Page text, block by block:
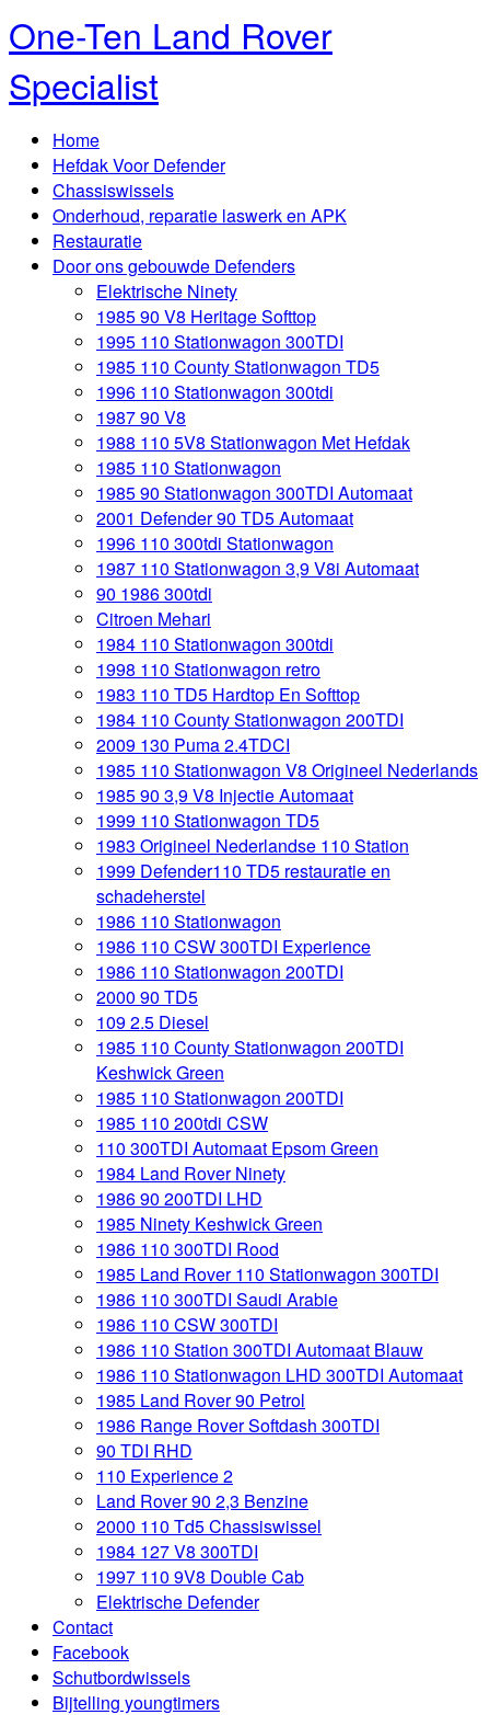
One-Ten Land Rover
Specialist
Home
Hefdak Voor Defender
Chassiswissels
Onderhoud, reparatie laswerk en APK
Restauratie
Door ons gebouwde Defenders
Elektrische Ninety
1985 90 V8 Heritage Softtop
1995 110 Stationwagon 300TDI
1985 110 County Stationwagon TD5
1996 110 Stationwagon 300tdi
1987 90 V8
1988 110 5V8 Stationwagon Met Hefdak
1985 110 Stationwagon
1985 90 Stationwagon 300TDI Automaat
2001 Defender 90 TD5 Automaat
1996 110 300tdi Stationwagon
1987 110 Stationwagon 3,9 V8i Automaat
90 1986 300tdi
Citroen Mehari
1984 110 Stationwagon 300tdi
1998 110 Stationwagon retro
1983 110 TD5 Hardtop En Softtop
1984 110 County Stationwagon 200TDI
2009 130 Puma 2.4TDCI
1985 110 Stationwagon V8 Origineel Nederlands
1985 90 3,9 V8 Injectie Automaat
1999 110 Stationwagon TD5
1983 Origineel Nederlandse 110 Station
1999 Defender110 TD5 restauratie en
schadeherstel
1986 110 Stationwagon
1986 110 CSW 300TDI Experience
1986 110 Stationwagon 200TDI
2000 90 TD5
109 2.5 Diesel
1985 110 County Stationwagon 200TDI
Keshwick Green
1985 110 Stationwagon 200TDI
1985 110 200tdi CSW
110 300TDI Automaat Epsom Green
1984 Land Rover Ninety
1986 90 200TDI LHD
1985 Ninety Keshwick Green
1986 110 300TDI Rood
1985 Land Rover 110 Stationwagon 300TDI
1986 110 300TDI Saudi Arabie
1986 110 CSW 300TDI
1986 110 Station 300TDI Automaat Blauw
1986 110 Stationwagon LHD 300TDI Automaat
1985 Land Rover 90 Petrol
1986 Range Rover Softdash 300TDI
90 TDI RHD
110 Experience 2
Land Rover 90 2,3 Benzine
2000 110 Td5 Chassiswissel
1984 127 V8 300TDI
1997 110 9V8 Double Cab
Elektrische Defender
Contact
Facebook
Schutbordwissels
Bijtelling youngtimers